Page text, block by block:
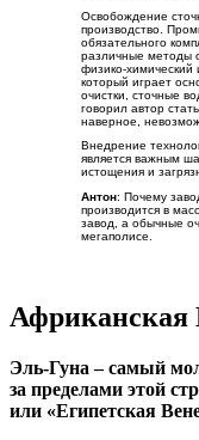
Освобождение
производство.
обязательного
различные методы
физико-химический
который играет
очистки, сточные
говорил автор
наверное,
Внедрение
является важным
истощения и
Антон: Почему
производится в
завод, а обычные
мегаполисе.
Африканская
Эль-Гуна – самый
за пределами этой
или «Египетская